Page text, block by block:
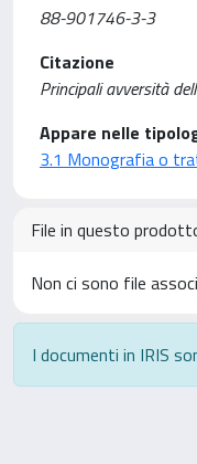
88-901746-3-3
Citazione
Principali avversità
Appare nelle
3.1 Monografia o
File in questo
Non ci sono file
I documenti in IRIS